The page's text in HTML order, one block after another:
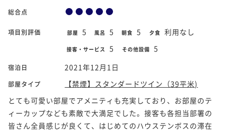
総合点
項目別評価 部屋 5 風呂 5 朝食 5 夕食 利用なし
接客・サービス 5 その他設備 5
宿泊日 2021年12月1日
部屋タイプ
【禁煙】スタンダードツイン（39平米)
とても可愛い部屋でアメニティも充実しており、お部屋のテ
ィーカップなども素敵で大満足でした。接客も各担当部署の
皆さん全員感じが良くて、はじめてのハウステンボスの滞在